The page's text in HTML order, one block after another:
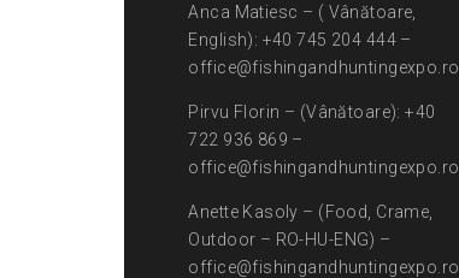
Anca Matiesc – ( Vânătoare,
English): +40 745 204 444 –
office@fishingandhuntingexpo.ro
Pirvu Florin – (Vânătoare): +40
722 936 869 –
office@fishingandhuntingexpo.ro
Anette Kasoly – (Food, Crame,
Outdoor – RO-HU-ENG) –
office@fishingandhuntingexpo.ro